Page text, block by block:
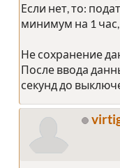
Если нет, то:
минимум на 1
Не сохранение
После ввода
секунд до